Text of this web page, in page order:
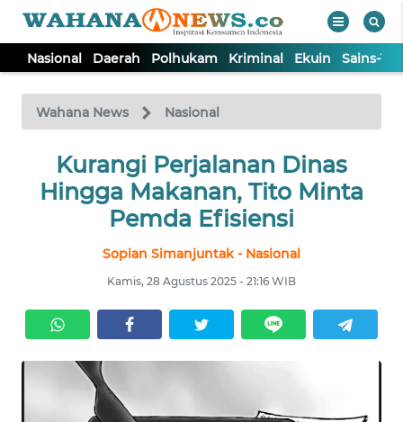
Nasional Daerah Polhukam Kriminal Ekuin Sains-
Wahana News Nasional
Kurangi Perjalanan Dinas
Hingga Makanan, Tito Minta
Pemda Efisiensi
Sopian Simanjuntak - Nasional
Kamis, 28 Agustus 2025 - 21:16 WIB
TV
Tutup
NASIONAL
KRIMINAL
EKUIN
SAINS-TEKNO